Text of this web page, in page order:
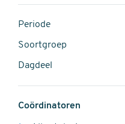
Periode
Soortgroep
Dagdeel
Coördinatoren